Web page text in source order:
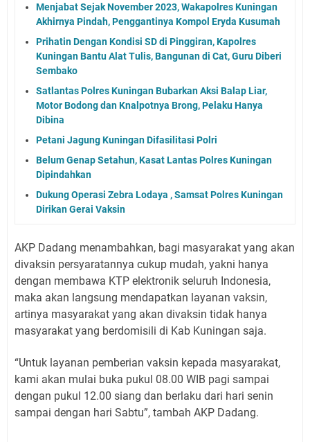
Menjabat Sejak November 2023, Wakapolres Kuningan
Akhirnya Pindah, Penggantinya Kompol Eryda Kusumah
Prihatin Dengan Kondisi SD di Pinggiran, Kapolres
Kuningan Bantu Alat Tulis, Bangunan di Cat, Guru Diberi
Sembako
Satlantas Polres Kuningan Bubarkan Aksi Balap Liar,
Motor Bodong dan Knalpotnya Brong, Pelaku Hanya
Dibina
Petani Jagung Kuningan Difasilitasi Polri
Belum Genap Setahun, Kasat Lantas Polres Kuningan
Dipindahkan
Dukung Operasi Zebra Lodaya , Samsat Polres Kuningan
Dirikan Gerai Vaksin
AKP Dadang menambahkan, bagi masyarakat yang akan
divaksin persyaratannya cukup mudah, yakni hanya
dengan membawa KTP elektronik seluruh Indonesia,
maka akan langsung mendapatkan layanan vaksin,
artinya masyarakat yang akan divaksin tidak hanya
masyarakat yang berdomisili di Kab Kuningan saja.
“Untuk layanan pemberian vaksin kepada masyarakat,
kami akan mulai buka pukul 08.00 WIB pagi sampai
dengan pukul 12.00 siang dan berlaku dari hari senin
sampai dengan hari Sabtu”, tambah AKP Dadang.